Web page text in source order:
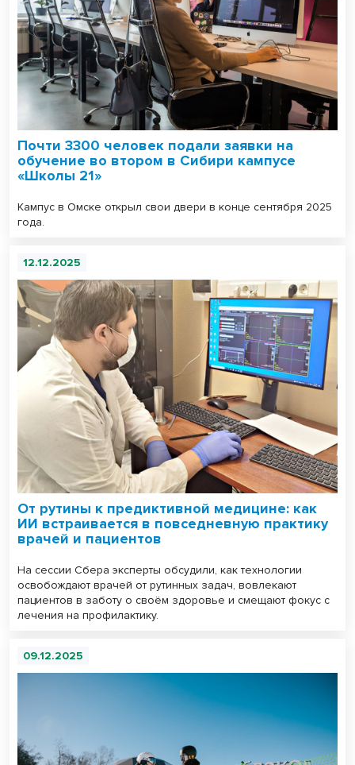
Почти 3300 человек подали заявки на
обучение во втором в Сибири кампусе
«Школы 21»
Кампус в Омске открыл свои двери в конце сентября 2025
года.
12.12.2025
От рутины к предиктивной медицине: как
ИИ встраивается в повседневную практику
врачей и пациентов
На сессии Сбера эксперты обсудили, как технологии
освобождают врачей от рутинных задач, вовлекают
пациентов в заботу о своём здоровье и смещают фокус с
лечения на профилактику.
09.12.2025